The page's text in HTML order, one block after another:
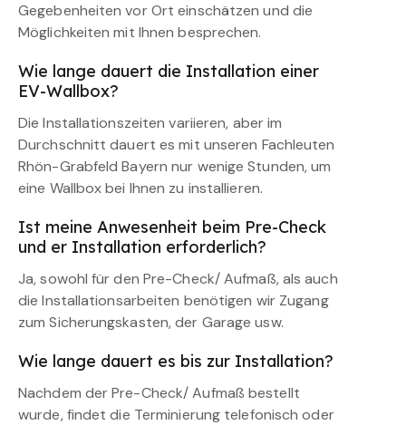
Gegebenheiten vor Ort einschätzen und die
Möglichkeiten mit Ihnen besprechen.
Wie lange dauert die Installation einer
EV-Wallbox?
Die Installationszeiten variieren, aber im
Durchschnitt dauert es mit unseren Fachleuten
Rhön-Grabfeld Bayern nur wenige Stunden, um
eine Wallbox bei Ihnen zu installieren.
Ist meine Anwesenheit beim Pre-Check
und er Installation erforderlich?
Ja, sowohl für den Pre-Check/ Aufmaß, als auch
die Installationsarbeiten benötigen wir Zugang
zum Sicherungskasten, der Garage usw.
Wie lange dauert es bis zur Installation?
Nachdem der Pre-Check/ Aufmaß bestellt
wurde, findet die Terminierung telefonisch oder